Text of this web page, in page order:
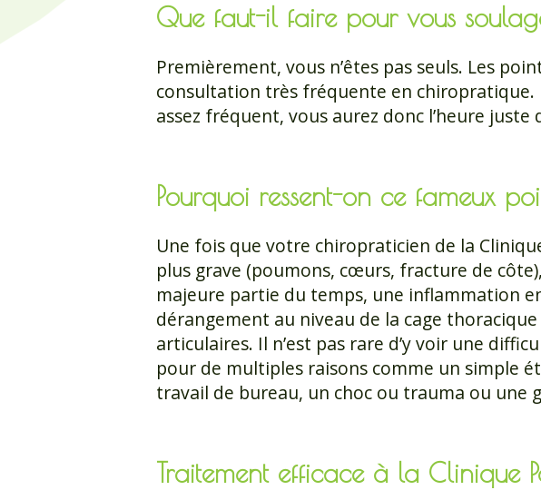
Que faut-il faire pour vous
Premièrement, vous n’êtes pas seuls. Les
consultation très fréquente en
assez fréquent, vous aurez donc l’heure
Pourquoi ressent-on ce fameux
Une fois que votre chiropraticien de la
plus grave (poumons, cœurs, fracture de
majeure partie du temps, une inflammation
dérangement au niveau de la cage
articulaires. Il n’est pas rare d’y voir une
pour de multiples raisons comme un simple
travail de bureau, un choc ou trauma ou une
Traitement efficace à la Clinique